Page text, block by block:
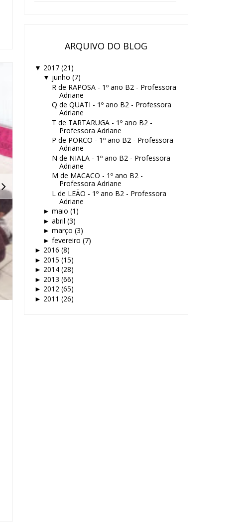
ARQUIVO DO BLOG
▼ 2017 (21)
▼ junho (7)
R de RAPOSA - 1º ano B2 - Professora
Adriane
Q de QUATI - 1º ano B2 - Professora
Adriane
T de TARTARUGA - 1º ano B2 -
Professora Adriane
P de PORCO - 1º ano B2 - Professora
Adriane
N de NIALA - 1º ano B2 - Professora
Adriane
M de MACACO - 1º ano B2 -
Professora Adriane
L de LEÃO - 1º ano B2 - Professora
Adriane
► maio (1)
► abril (3)
► março (3)
► fevereiro (7)
► 2016 (8)
► 2015 (15)
► 2014 (28)
► 2013 (66)
► 2012 (65)
► 2011 (26)